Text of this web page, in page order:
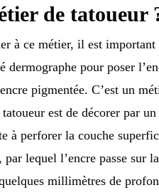
de tatoueur
à ce métier, il est
pour poser
pigmentée. C’est un
est de décorer par
à perforer la couche
lequel l’encre passe sur
millimètres de